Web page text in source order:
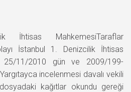
İhtisas MahkemesiTaraflar
İstanbul 1. Denizcilik İhtisas
25/11/2010 gün ve 2009/199-
incelenmesi davalı vekili
kağıtlar okundu gereği